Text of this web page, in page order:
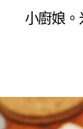
小廚娘